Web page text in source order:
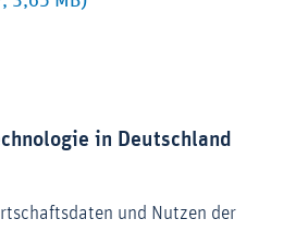
in Deutschland
und Nutzen der